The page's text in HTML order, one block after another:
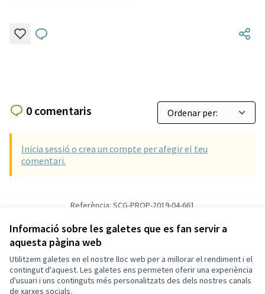
Informació sobre les galetes que es fan servir a
aquesta pàgina web
Utilitzem galetes en el nostre lloc web per a millorar el rendiment i el
contingut d'aquest. Les galetes ens permeten oferir una experiència
d'usuari i uns continguts més personalitzats des dels nostres canals
de xarxes socials.
0 comentaris
Inicia sessió o crea un compte per afegir el teu
comentari.
Referència: SCG-PROP-2019-04-661
Verifica l'empremta digital
Termes i condicions d'ús
Configuració de les galetes
Decidim Sant Cugat a X
Decidim Sant Cugat a Facebook
Decidim Sant Cugat a Instagram
Decidim Sant Cugat a GitHub